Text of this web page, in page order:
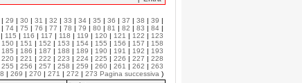
| 29 | 30 | 31 | 32 | 33 | 34 | 35 | 36 | 37 | 38 | 39 |
| 74 | 75 | 76 | 77 | 78 | 79 | 80 | 81 | 82 | 83 | 84 |
| 115 | 116 | 117 | 118 | 119 | 120 | 121 | 122 | 123
150 | 151 | 152 | 153 | 154 | 155 | 156 | 157 | 158
185 | 186 | 187 | 188 | 189 | 190 | 191 | 192 | 193
220 | 221 | 222 | 223 | 224 | 225 | 226 | 227 | 228
255 | 256 | 257 | 258 | 259 | 260 | 261 | 262 | 263
| 269 | 270 | 271 | 272 | 273 Pagina successiva )